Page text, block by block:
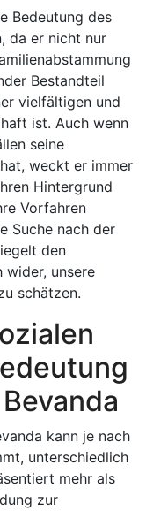
Bedeutung des
da er nicht nur
Bestandteil
vielfältigen und
ist. Auch wenn
seine
weckt er immer
Hintergrund
Vorfahren
Suche nach der
den
wider, unsere
schätzen.
kann je nach
unterschiedlich
mehr als
zur